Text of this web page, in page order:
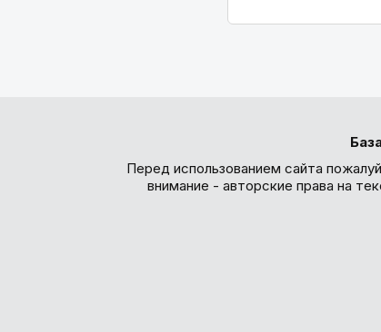
Перед использованием сайта
внимание - авторские права на